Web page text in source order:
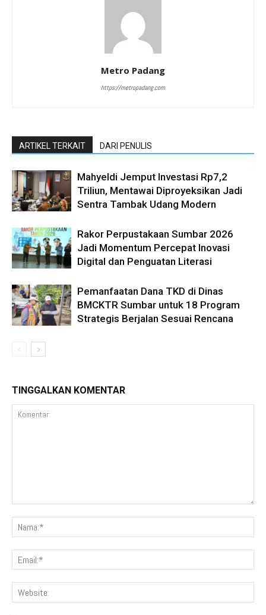
Metro Padang
https://metropadang.com
ARTIKEL TERKAIT DARI PENULIS
Mahyeldi Jemput Investasi Rp7,2
Triliun, Mentawai Diproyeksikan Jadi
Sentra Tambak Udang Modern
Rakor Perpustakaan Sumbar 2026
Jadi Momentum Percepat Inovasi
Digital dan Penguatan Literasi
Pemanfaatan Dana TKD di Dinas
BMCKTR Sumbar untuk 18 Program
Strategis Berjalan Sesuai Rencana
TINGGALKAN KOMENTAR